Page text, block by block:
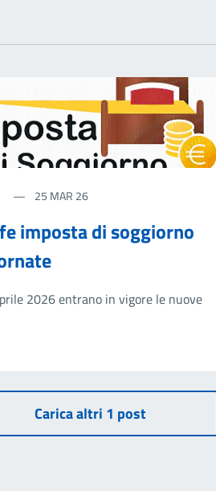
25 MAR 26
imposta di soggiorno
2026 entrano in vigore le nuove